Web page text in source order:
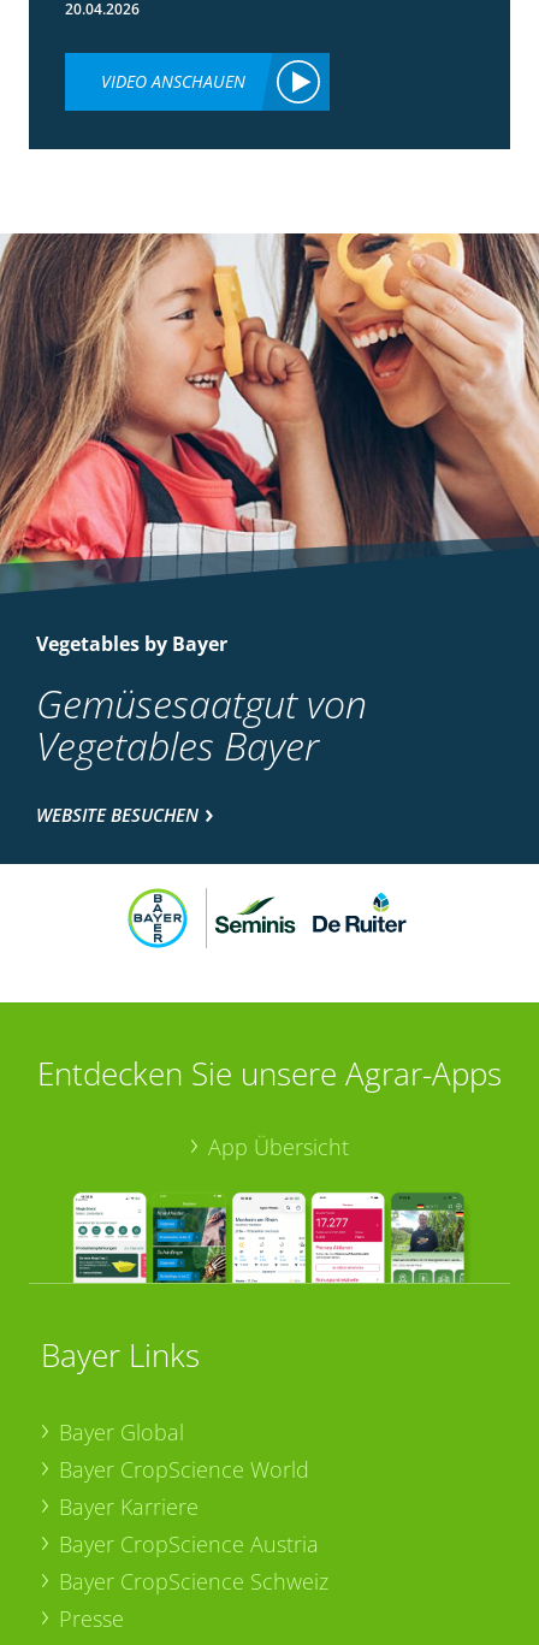
20.04.2026
VIDEO ANSCHAUEN
Vegetables by Bayer
Gemüsesaatgut von
Vegetables Bayer
WEBSITE BESUCHEN
Entdecken Sie unsere Agrar-Apps
App Übersicht
Bayer Links
Bayer Global
Bayer CropScience World
Bayer Karriere
Bayer CropScience Austria
Bayer CropScience Schweiz
Presse